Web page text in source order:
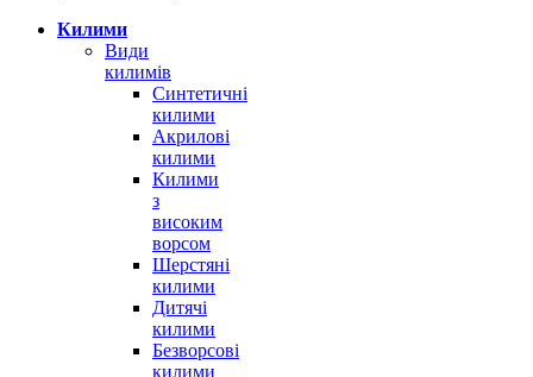
Килими
Види
килимів
Синтетичні
килими
Акрилові
килими
Килими
з
високим
ворсом
Шерстяні
килими
Дитячі
килими
Безворсові
килими